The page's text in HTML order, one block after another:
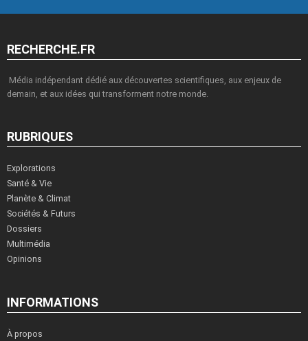
RECHERCHE.FR
Média indépendant dédié aux découvertes scientifiques, aux enjeux de
demain, et aux idées qui transforment notre monde.
RUBRIQUES
Explorations
Santé & Vie
Planète & Climat
Sociétés & Futurs
Dossiers
Multimédia
Opinions
INFORMATIONS
À propos